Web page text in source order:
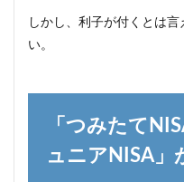
しかし、利子が付くとは
い。
「つみたて
ュニアNISA」